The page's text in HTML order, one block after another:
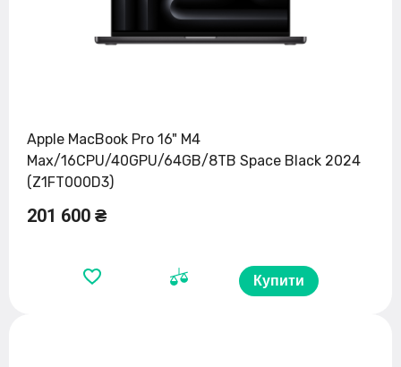
Apple MacBook Pro 16" M4
Max/16CPU/40GPU/64GB/8TB Space Black 2024
(Z1FT000D3)
201 600 ₴
Купити